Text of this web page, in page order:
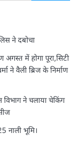
ने दबोचा
अगस्त में होगा पूरा,सिटी
ने वैली ब्रिज के निर्माण
विभाग ने चलाया चेकिंग
नाली भूमि।